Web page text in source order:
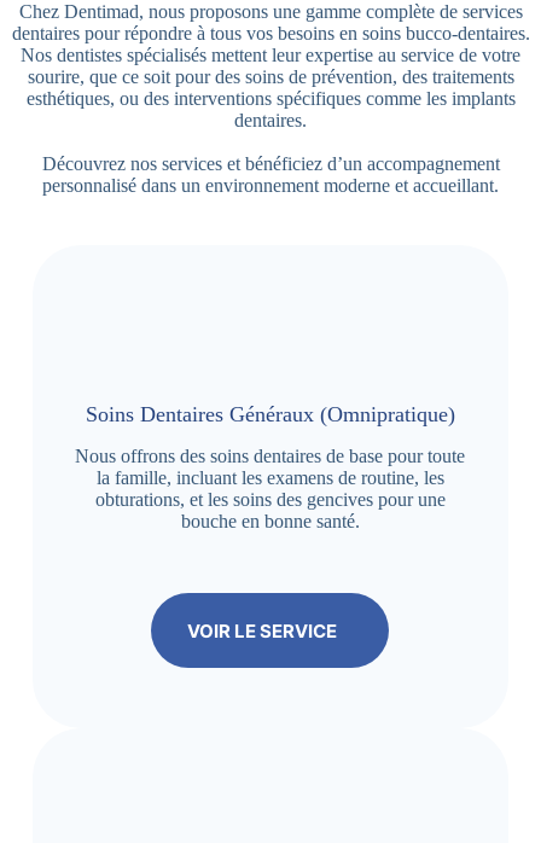
Chez Dentimad, nous proposons une gamme complète de services
dentaires pour répondre à tous vos besoins en soins bucco-dentaires.
Nos dentistes spécialisés mettent leur expertise au service de votre
sourire, que ce soit pour des soins de prévention, des traitements
esthétiques, ou des interventions spécifiques comme les implants
dentaires.
Découvrez nos services et bénéficiez d’un accompagnement
personnalisé dans un environnement moderne et accueillant.
Soins Dentaires Généraux (Omnipratique)
Nous offrons des soins dentaires de base pour toute
la famille, incluant les examens de routine, les
obturations, et les soins des gencives pour une
bouche en bonne santé.
VOIR LE SERVICE